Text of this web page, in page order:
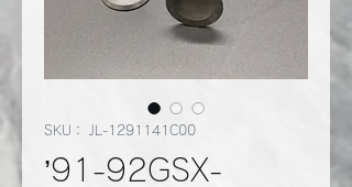
SKU： JL-1291141C00
’91-92GSX-